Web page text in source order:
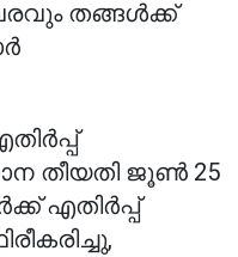
തങ്ങൾക്ക്
തീയതി ജൂൺ 25
എതിർപ്പ്